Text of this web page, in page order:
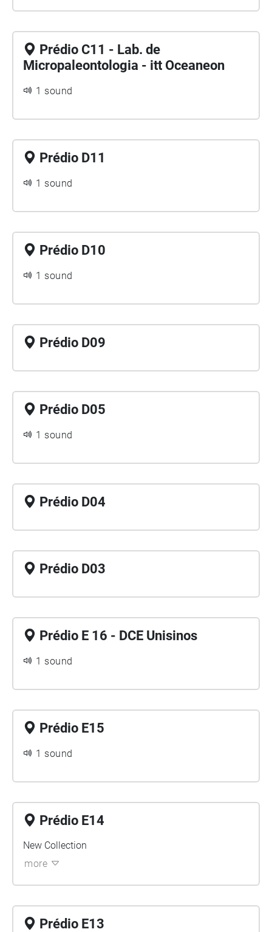
Prédio C11 - Lab. de
Micropaleontologia - itt Oceaneon
1 sound
Prédio D11
1 sound
Prédio D10
1 sound
Prédio D09
Prédio D05
1 sound
Prédio D04
Prédio D03
Prédio E 16 - DCE Unisinos
1 sound
Prédio E15
1 sound
Prédio E14
New Collection
more
Prédio E13